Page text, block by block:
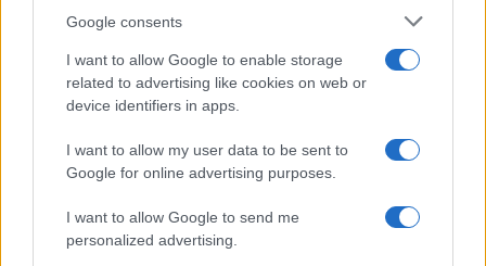
Google consents
I want to allow Google to enable storage
related to advertising like cookies on web or
device identifiers in apps.
I want to allow my user data to be sent to
Google for online advertising purposes.
I want to allow Google to send me
personalized advertising.
Πιο δημοφιλή
Λένα Σαμαρά: Συγκίνηση στο μνημόσυνο
για τον έναν χρόνο από τον θάνατο της
κόρης του Αντώνη Σαμαρά
Τουρίστας ρωτούσε πόσο να πληρώσει για
να ασελγήσει σε 10χρονο κορίτσι - Το παιδί
Γερμανία: Συνελήφθη 31χρονος για τρεις
ανθρωποκτονίες μελών της greek mafia